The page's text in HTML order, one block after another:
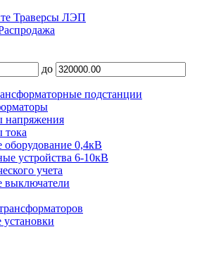
Траверсы ЛЭП
до
подстанции
напряжения
тока
0,4кВ
устройства 6-10кВ
учета
выключатели